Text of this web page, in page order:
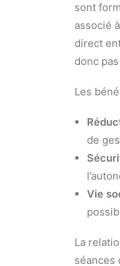
sont
associé
direct
donc
Les
de
Vie
La
séances